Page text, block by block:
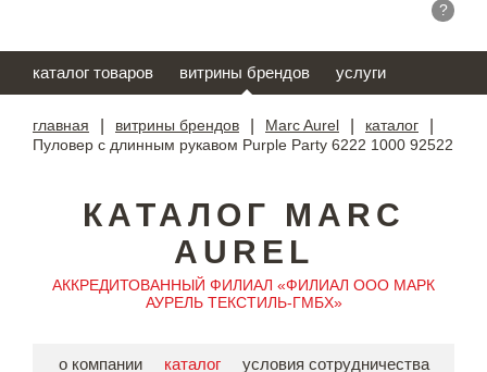
?
каталог товаров витрины брендов услуги
главная витрины брендов Marc Aurel каталог
Пуловер с длинным рукавом Purple Party 6222 1000 92522
КАТАЛОГ MARC
AUREL
АККРЕДИТОВАННЫЙ ФИЛИАЛ «ФИЛИАЛ ООО МАРК
АУРЕЛЬ ТЕКСТИЛЬ-ГМБХ»
о компании каталог
условия сотрудничества